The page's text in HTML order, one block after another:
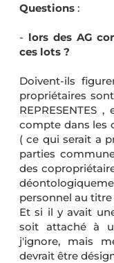
Questions :
- lors des AG
ces lots ?
Doivent-ils
propriétaires
compte dans les
( ce qui serait a
parties
des
personnel au
Et si il y avait
soit attaché à
j'ignore, mais
devrait être